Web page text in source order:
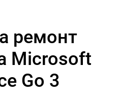
ремонт
Microsoft
Go 3